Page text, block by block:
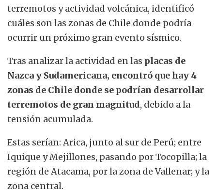
terremotos y actividad volcánica, identificó
cuáles son las zonas de Chile donde podría
ocurrir un próximo gran evento sísmico.
Tras analizar la actividad en las placas de
Nazca y Sudamericana, encontró que hay 4
zonas de Chile donde se podrían desarrollar
terremotos de gran magnitud, debido a la
tensión acumulada.
Estas serían: Arica, junto al sur de Perú; entre
Iquique y Mejillones, pasando por Tocopilla; la
región de Atacama, por la zona de Vallenar; y la
zona central.